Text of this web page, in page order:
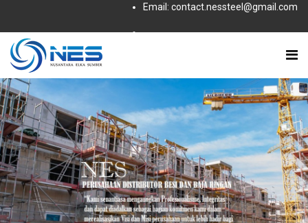
Email: contact.nessteel@gmail.com